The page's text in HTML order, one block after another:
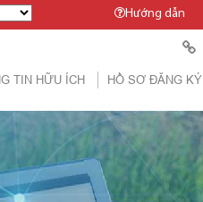
Hướng dẫn
TIN HỮU ÍCH HỒ SƠ ĐĂNG KÝ